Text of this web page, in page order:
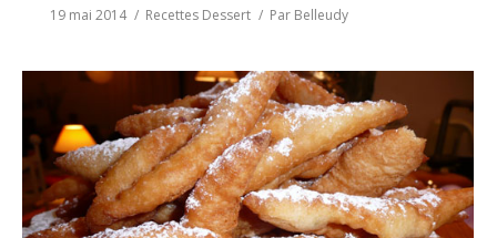
19 mai 2014 Recettes Dessert Par Belleudy